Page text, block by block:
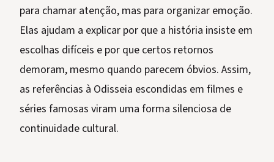
para chamar atenção, mas para organizar emoção.
Elas ajudam a explicar por que a história insiste em
escolhas difíceis e por que certos retornos
demoram, mesmo quando parecem óbvios. Assim,
as referências à Odisseia escondidas em filmes e
séries famosas viram uma forma silenciosa de
continuidade cultural.